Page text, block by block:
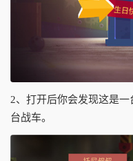
2、打开后你会发现这是
台战车。